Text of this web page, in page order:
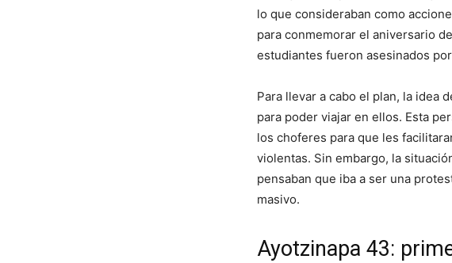
lo que consideraban como
para conmemorar el aniversario
estudiantes fueron asesinados
Para llevar a cabo el plan, la idea
para poder viajar en ellos. Esta
los choferes para que les
violentas. Sin embargo, la
pensaban que iba a ser una
masivo.
Ayotzinapa 43: